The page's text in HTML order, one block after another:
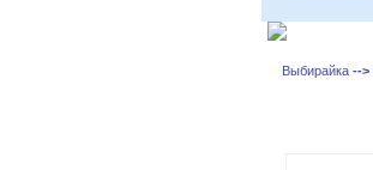
Выбирайка -->